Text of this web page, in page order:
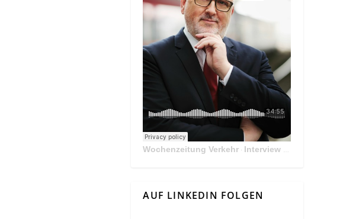
Wochenzeitung Verkehr · Interview Mit Andreas Matthä, CEO der ÖBB Holding
AUF LINKEDIN FOLGEN